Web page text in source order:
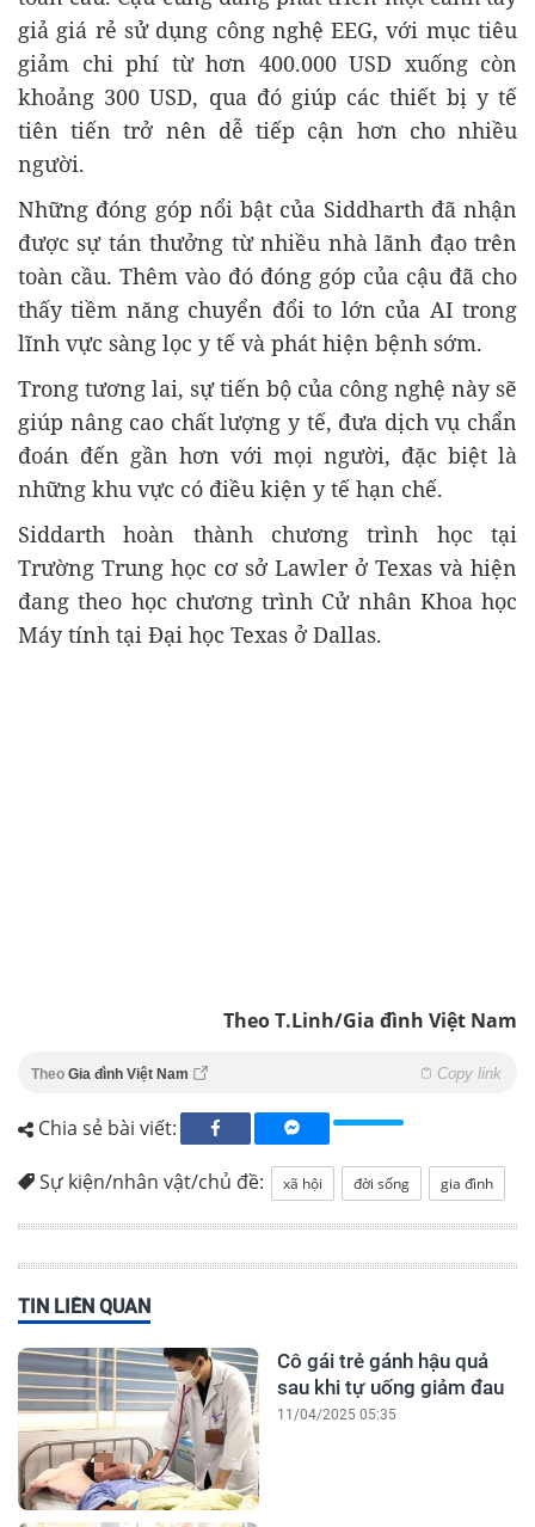
giả giá rẻ sử dụng công nghệ EEG, với mục tiêu
giảm chi phí từ hơn 400.000 USD xuống còn
khoảng 300 USD, qua đó giúp các thiết bị y tế
tiên tiến trở nên dễ tiếp cận hơn cho nhiều
người.
Những đóng góp nổi bật của Siddharth đã nhận
được sự tán thưởng từ nhiều nhà lãnh đạo trên
toàn cầu. Thêm vào đó đóng góp của cậu đã cho
thấy tiềm năng chuyển đổi to lớn của AI trong
lĩnh vực sàng lọc y tế và phát hiện bệnh sớm.
Trong tương lai, sự tiến bộ của công nghệ này sẽ
giúp nâng cao chất lượng y tế, đưa dịch vụ chẩn
đoán đến gần hơn với mọi người, đặc biệt là
những khu vực có điều kiện y tế hạn chế.
Siddarth hoàn thành chương trình học tại
Trường Trung học cơ sở Lawler ở Texas và hiện
đang theo học chương trình Cử nhân Khoa học
Máy tính tại Đại học Texas ở Dallas.
Theo T.Linh/Gia đình Việt Nam
Theo Gia đình Việt Nam Copy link
Chia sẻ bài viết:
Sự kiện/nhân vật/chủ đề: xã hội đời sống gia đình
TIN LIÊN QUAN
Cô gái trẻ gánh hậu quả
sau khi tự uống giảm đau
11/04/2025 05:35